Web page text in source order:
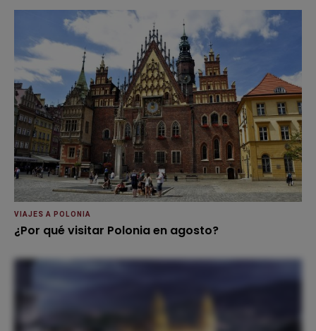
VIAJES A POLONIA
¿Por qué visitar Polonia en agosto?